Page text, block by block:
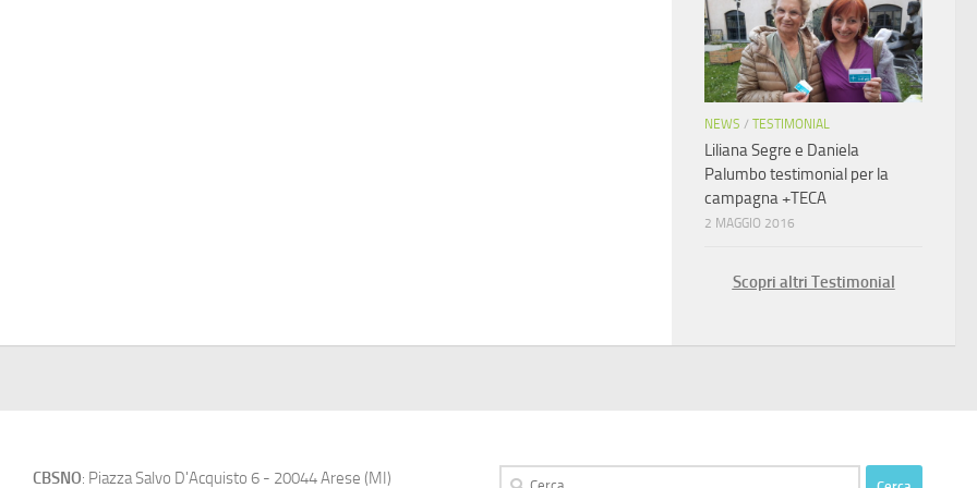
NEWS / TESTIMONIAL
Liliana Segre e Daniela
Palumbo testimonial per la
campagna +TECA
2 MAGGIO 2016
Scopri altri Testimonial
CBSNO: Piazza Salvo D'Acquisto 6 - 20044 Arese (MI) Ricerca